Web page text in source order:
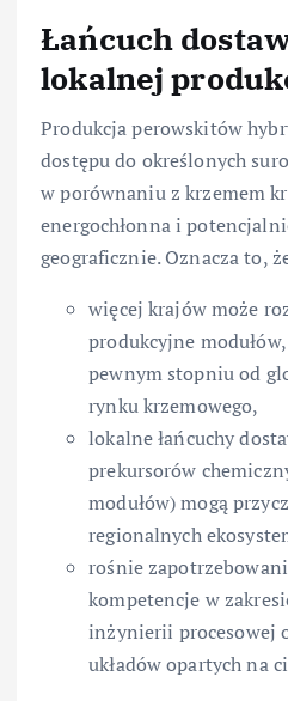
Łańcuch
lokalnej
Produkcja perowskitów
dostępu do określonych
w porównaniu z krzemem
energochłonna i
geograficznie. Oznacza to,
więcej krajów może
produkcyjne
pewnym stopniu od
rynku krzemowego,
lokalne łańcuchy
prekursorów
modułów) mogą
regionalnych
rośnie
kompetencje w
inżynierii procesowej
układów opartych na